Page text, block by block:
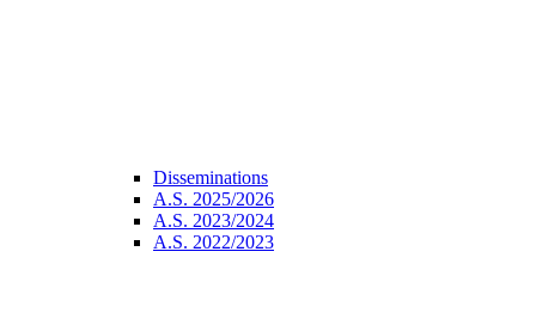
Disseminations
A.S. 2025/2026
A.S. 2023/2024
A.S. 2022/2023